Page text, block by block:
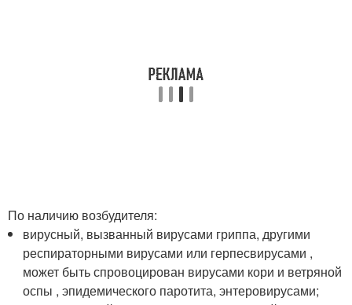
По наличию возбудителя:
вирусный, вызванный вирусами гриппа, другими
респираторными вирусами или герпесвирусами ,
может быть спровоцирован вирусами кори и ветряной
оспы , эпидемического паротита, энтеровирусами;